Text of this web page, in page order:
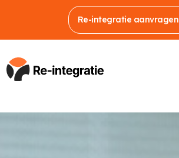
Re-integratie aanvragen